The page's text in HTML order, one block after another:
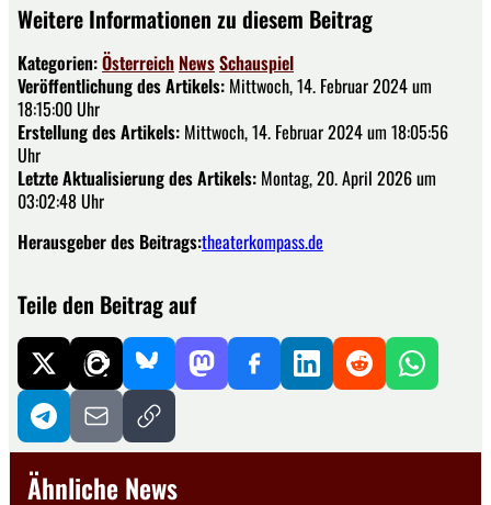
Weitere Informationen zu diesem Beitrag
Kategorien:Österreich NewsSchauspiel
Veröffentlichung des Artikels: Mittwoch, 14. Februar 2024 um
18:15:00 Uhr
Erstellung des Artikels: Mittwoch, 14. Februar 2024 um 18:05:56
Uhr
Letzte Aktualisierung des Artikels: Montag, 20. April 2026 um
03:02:48 Uhr
Herausgeber des Beitrags:theaterkompass.de
Teile den Beitrag auf
Ähnliche News